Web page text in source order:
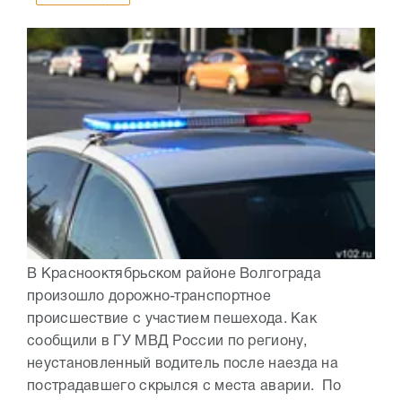
В Краснооктябрьском районе Волгограда
произошло дорожно-транспортное
происшествие с участием пешехода. Как
сообщили в ГУ МВД России по региону,
неустановленный водитель после наезда на
пострадавшего скрылся с места аварии. По